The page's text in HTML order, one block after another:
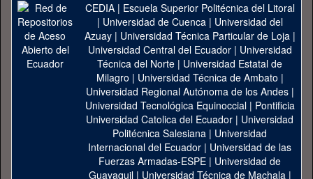
CEDIA| Escuela Superior Politécnica del Litoral
| Universidad de Cuenca| Universidad del
Azuay| Universidad Técnica Particular de Loja|
Universidad Central del Ecuador| Universidad
Técnica del Norte | Universidad Estatal de
Milagro | Universidad Técnica de Ambato |
Universidad Regional Autónoma de los Andes|
Universidad Tecnológica Equinoccial| Pontificia
Universidad Catolica del Ecuador | Universidad
Politécnica Salesiana | Universidad
Internacional del Ecuador | Universidad de las
Fuerzas Armadas-ESPE | Universidad de
Guayaquil| Universidad Técnica de Machala|